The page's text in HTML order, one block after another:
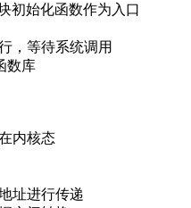
初始化函数作为入口
，等待系统调用
数库
内核态
址进行传递